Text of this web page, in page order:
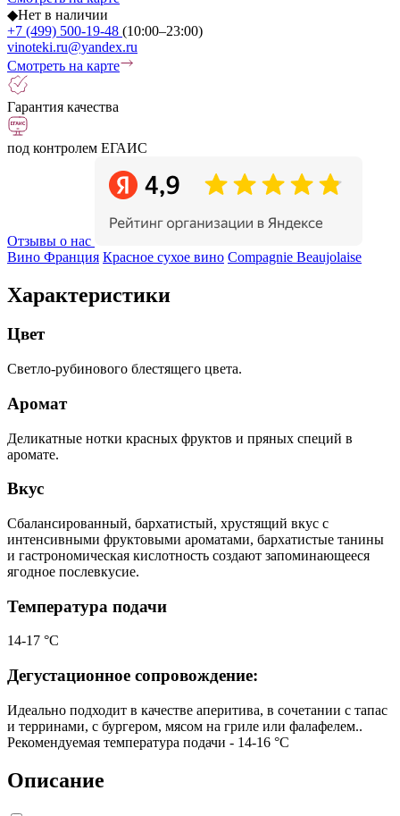
◆Нет в наличии
+7 (499) 500-19-48 (10:00–23:00)
vinoteki.ru@yandex.ru
Смотреть на карте
Гарантия качества
под контролем ЕГАИС
Отзывы о нас
Вино Франция Красное сухое вино Compagnie Beaujolaise
Характеристики
Цвет
Светло-рубинового блестящего цвета.
Аромат
Деликатные нотки красных фруктов и пряных специй в
аромате.
Вкус
Сбалансированный, бархатистый, хрустящий вкус с
интенсивными фруктовыми ароматами, бархатистые танины
и гастрономическая кислотность создают запоминающееся
ягодное послевкусие.
Температура подачи
14-17 °С
Дегустационное сопровождение:
Идеально подходит в качестве аперитива, в сочетании с тапас
и терринами, с бургером, мясом на гриле или фалафелем..
Рекомендуемая температура подачи - 14-16 °C
Описание